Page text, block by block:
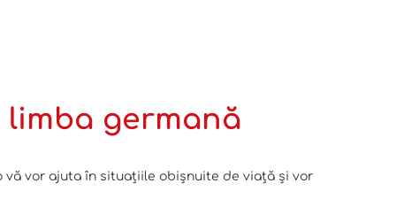
germană
vă vor ajuta în situațiile obișnuite de viață și vor